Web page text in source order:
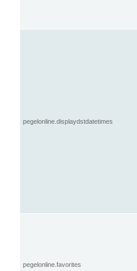
pegelonline.displaydstdatetimes
pegelonline.favorites